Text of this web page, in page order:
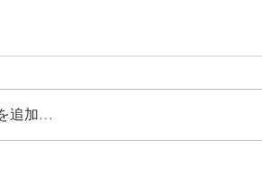
追加…